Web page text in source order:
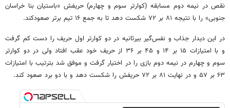
نقص در نیمه دوم مسابقه (کوارتر سوم و چهارم) حریفش «باستیان بنا خراسان
جنوبی» را با نتیجه ۸۱ بر ۷۲ شکست دهد تا به جمع ۱۶ تیم برتر صعودکند.
در این دیدار جذاب و نفس‌گیر بیرثانیه در دو کوارتر اول حریف را دست کم گرفت
و با امتیازات ۱۵ بر ۱۴ و ۴۵ بر ۳۶ از حریف خود عقب افتاد ولی در دو کوارتر
سوم و چهارم در نیمه دوم بازی را در اختیار گرفت و موفق شد بترتیب با امتیازات
۶۳ بر ۵۷ و در نهایت ۸۱ بر ۷۲ حریفش را شکست دهد و با دو برد صعود کند.